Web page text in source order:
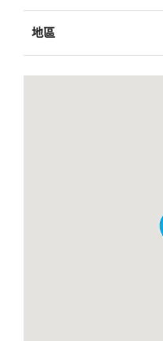
地區